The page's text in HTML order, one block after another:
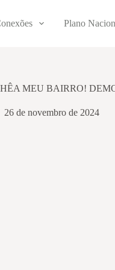
Plano
MEU BAIRRO!
26 de novembro de 2024